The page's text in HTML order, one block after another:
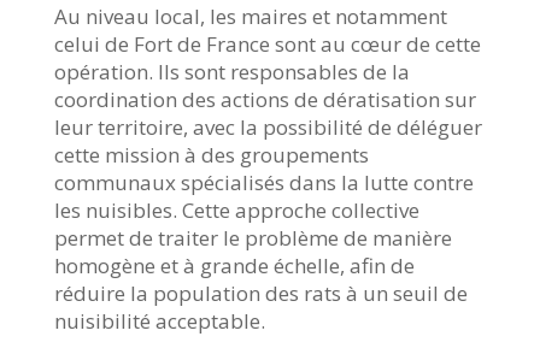
Au niveau local, les maires et notamment
celui de Fort de France sont au cœur de cette
opération. Ils sont responsables de la
coordination des actions de dératisation sur
leur territoire, avec la possibilité de déléguer
cette mission à des groupements
communaux spécialisés dans la lutte contre
les nuisibles. Cette approche collective
permet de traiter le problème de manière
homogène et à grande échelle, afin de
réduire la population des rats à un seuil de
nuisibilité acceptable.